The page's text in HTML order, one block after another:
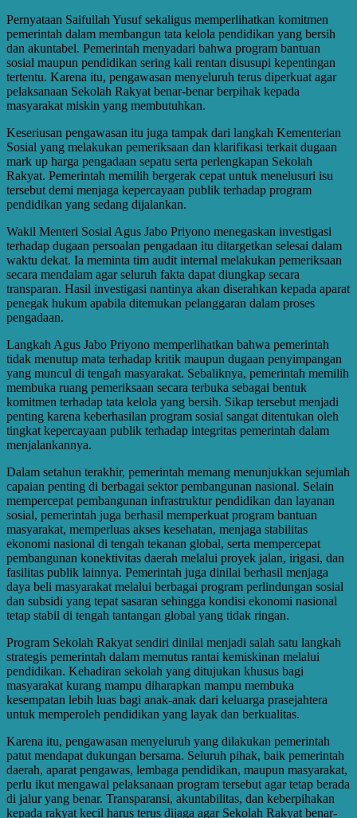
Pernyataan Saifullah Yusuf sekaligus memperlihatkan komitmen
pemerintah dalam membangun tata kelola pendidikan yang bersih
dan akuntabel. Pemerintah menyadari bahwa program bantuan
sosial maupun pendidikan sering kali rentan disusupi kepentingan
tertentu. Karena itu, pengawasan menyeluruh terus diperkuat agar
pelaksanaan Sekolah Rakyat benar-benar berpihak kepada
masyarakat miskin yang membutuhkan.
Keseriusan pengawasan itu juga tampak dari langkah Kementerian
Sosial yang melakukan pemeriksaan dan klarifikasi terkait dugaan
mark up harga pengadaan sepatu serta perlengkapan Sekolah
Rakyat. Pemerintah memilih bergerak cepat untuk menelusuri isu
tersebut demi menjaga kepercayaan publik terhadap program
pendidikan yang sedang dijalankan.
Wakil Menteri Sosial Agus Jabo Priyono menegaskan investigasi
terhadap dugaan persoalan pengadaan itu ditargetkan selesai dalam
waktu dekat. Ia meminta tim audit internal melakukan pemeriksaan
secara mendalam agar seluruh fakta dapat diungkap secara
transparan. Hasil investigasi nantinya akan diserahkan kepada aparat
penegak hukum apabila ditemukan pelanggaran dalam proses
pengadaan.
Langkah Agus Jabo Priyono memperlihatkan bahwa pemerintah
tidak menutup mata terhadap kritik maupun dugaan penyimpangan
yang muncul di tengah masyarakat. Sebaliknya, pemerintah memilih
membuka ruang pemeriksaan secara terbuka sebagai bentuk
komitmen terhadap tata kelola yang bersih. Sikap tersebut menjadi
penting karena keberhasilan program sosial sangat ditentukan oleh
tingkat kepercayaan publik terhadap integritas pemerintah dalam
menjalankannya.
Dalam setahun terakhir, pemerintah memang menunjukkan sejumlah
capaian penting di berbagai sektor pembangunan nasional. Selain
mempercepat pembangunan infrastruktur pendidikan dan layanan
sosial, pemerintah juga berhasil memperkuat program bantuan
masyarakat, memperluas akses kesehatan, menjaga stabilitas
ekonomi nasional di tengah tekanan global, serta mempercepat
pembangunan konektivitas daerah melalui proyek jalan, irigasi, dan
fasilitas publik lainnya. Pemerintah juga dinilai berhasil menjaga
daya beli masyarakat melalui berbagai program perlindungan sosial
dan subsidi yang tepat sasaran sehingga kondisi ekonomi nasional
tetap stabil di tengah tantangan global yang tidak ringan.
Program Sekolah Rakyat sendiri dinilai menjadi salah satu langkah
strategis pemerintah dalam memutus rantai kemiskinan melalui
pendidikan. Kehadiran sekolah yang ditujukan khusus bagi
masyarakat kurang mampu diharapkan mampu membuka
kesempatan lebih luas bagi anak-anak dari keluarga prasejahtera
untuk memperoleh pendidikan yang layak dan berkualitas.
Karena itu, pengawasan menyeluruh yang dilakukan pemerintah
patut mendapat dukungan bersama. Seluruh pihak, baik pemerintah
daerah, aparat pengawas, lembaga pendidikan, maupun masyarakat,
perlu ikut mengawal pelaksanaan program tersebut agar tetap berada
di jalur yang benar. Transparansi, akuntabilitas, dan keberpihakan
kepada rakyat kecil harus terus dijaga agar Sekolah Rakyat benar-